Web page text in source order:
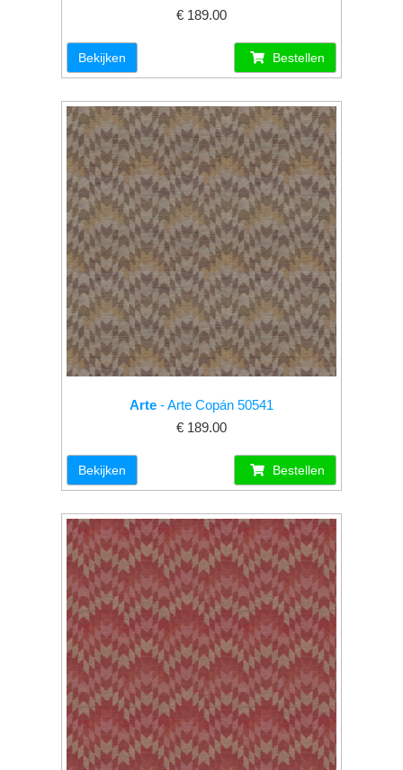
€ 189.00
Bekijken Bestellen
Arte - Arte Copán 50541
€ 189.00
Bekijken Bestellen